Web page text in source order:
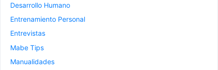
Desarrollo Humano
Entrenamiento Personal
Entrevistas
Mabe Tips
Manualidades